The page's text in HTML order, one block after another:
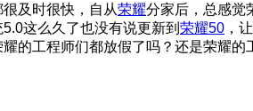
及时很快，自从荣耀分家后，总感觉
这么久了也没有说更新到 荣耀50 ，让
的工程师们都放假了吗？还是荣耀的